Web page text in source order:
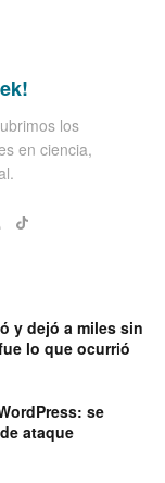
los
en ciencia,
y dejó a miles sin
lo que ocurrió
se
ataque